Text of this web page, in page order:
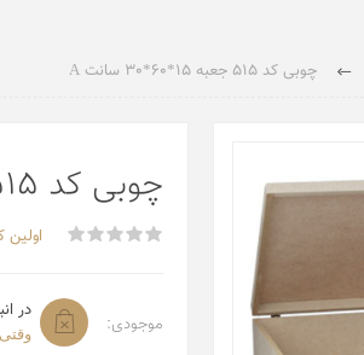
چوبی کد 515 جعبه 15*60*30 سانت A
چوبی کد 515 جعبه 15*60*30 سانت A
موجودی:
در